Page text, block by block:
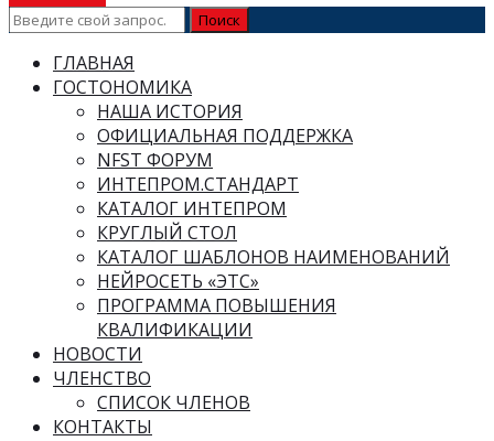
ГЛАВНАЯ
ГОСТОНОМИКА
НАША ИСТОРИЯ
ОФИЦИАЛЬНАЯ ПОДДЕРЖКА
NFST ФОРУМ
ИНТЕПРОМ.СТАНДАРТ
КАТАЛОГ ИНТЕПРОМ
КРУГЛЫЙ СТОЛ
КАТАЛОГ ШАБЛОНОВ НАИМЕНОВАНИЙ
НЕЙРОСЕТЬ «ЭТС»
ПРОГРАММА ПОВЫШЕНИЯ
КВАЛИФИКАЦИИ
НОВОСТИ
ЧЛЕНСТВО
СПИСОК ЧЛЕНОВ
КОНТАКТЫ